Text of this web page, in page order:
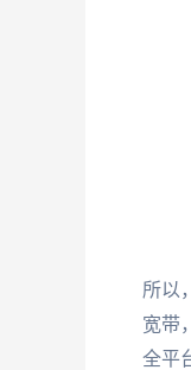
所以
宽带
全平